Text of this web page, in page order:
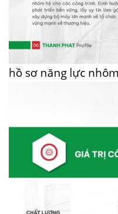
hồ sơ năng lực